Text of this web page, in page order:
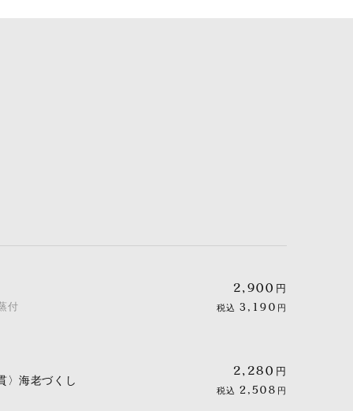
付
2,900 円
税込 3,190 円
〉海老づくし
2,280 円
税込 2,508 円